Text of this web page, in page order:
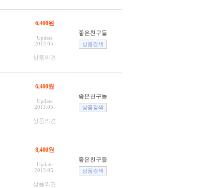
6,400원
Update
2013.05.
상품의견
좋은친구들
6,400원
Update
2013.05.
상품의견
좋은친구들
8,400원
Update
2013.05.
상품의견
좋은친구들